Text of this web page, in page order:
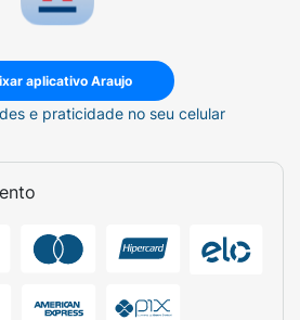
aplicativo Araujo
e praticidade no seu celular